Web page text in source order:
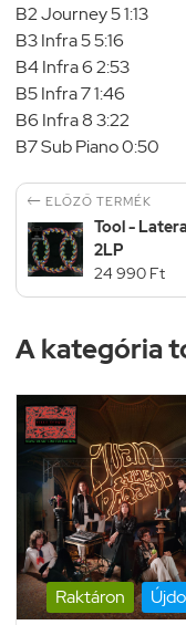
B2 Journey 5 1:13
B3 Infra 5 5:16
B4 Infra 6 2:53
B5 Infra 7 1:46
B6 Infra 8 3:22
B7 Sub Piano 0:50
 ELŐZŐ TERMÉK
Tool -
2LP
24 990 Ft
A kategória
Raktáron